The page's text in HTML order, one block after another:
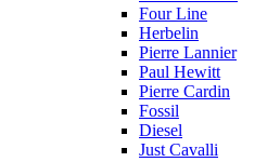
Four Line
Herbelin
Pierre Lannier
Paul Hewitt
Pierre Cardin
Fossil
Diesel
Just Cavalli